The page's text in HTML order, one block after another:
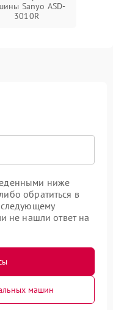
Sanyo ASD-
3010R
ниже
обратиться в
следующему
не нашли ответ на
машин